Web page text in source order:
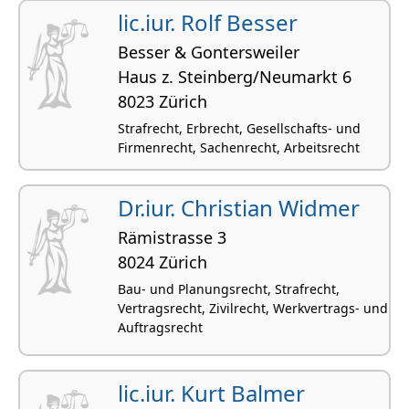
lic.iur. Rolf Besser
Besser & Gontersweiler
Haus z. Steinberg/Neumarkt 6
8023 Zürich
Strafrecht, Erbrecht, Gesellschafts- und
Firmenrecht, Sachenrecht, Arbeitsrecht
Dr.iur. Christian Widmer
Rämistrasse 3
8024 Zürich
Bau- und Planungsrecht, Strafrecht,
Vertragsrecht, Zivilrecht, Werkvertrags- und
Auftragsrecht
lic.iur. Kurt Balmer